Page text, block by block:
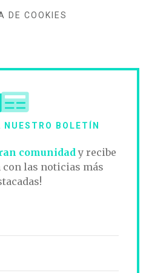
DE COOKIES
BOLETÍN
comunidad y recibe
las noticias más